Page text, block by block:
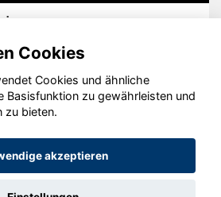
GmbH 2020 - 2026
Cookies
Cookies und ähnliche
Basisfunktion zu gewährleisten und
zu bieten.
akzeptieren